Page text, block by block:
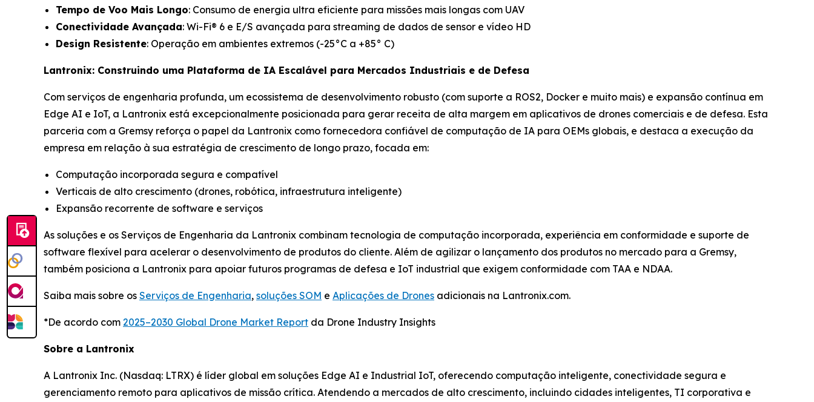
Tempo de Voo Mais Longo: Consumo de energia ultra eficiente para missões mais longas com UAV
Conectividade Avançada: Wi-Fi® 6 e E/S avançada para streaming de dados de sensor e vídeo HD
Design Resistente: Operação em ambientes extremos (-25°C a +85° C)
Lantronix: Construindo uma Plataforma de IA Escalável para Mercados Industriais e de Defesa
Com serviços de engenharia profunda, um ecossistema de desenvolvimento robusto (com suporte a ROS2, Docker e muito mais) e expansão contínua em
Edge AI e IoT, a Lantronix está excepcionalmente posicionada para gerar receita de alta margem em aplicativos de drones comerciais e de defesa. Esta
parceria com a Gremsy reforça o papel da Lantronix como fornecedora confiável de computação de IA para OEMs globais, e destaca a execução da
empresa em relação à sua estratégia de crescimento de longo prazo, focada em:
Computação incorporada segura e compatível
Verticais de alto crescimento (drones, robótica, infraestrutura inteligente)
Expansão recorrente de software e serviços
As soluções e os Serviços de Engenharia da Lantronix combinam tecnologia de computação incorporada, experiência em conformidade e suporte de
software flexível para acelerar o desenvolvimento de produtos do cliente. Além de agilizar o lançamento dos produtos no mercado para a Gremsy,
também posiciona a Lantronix para apoiar futuros programas de defesa e IoT industrial que exigem conformidade com TAA e NDAA.
Saiba mais sobre os Serviços de Engenharia, soluções SOM e Aplicações de Drones adicionais na Lantronix.com.
*De acordo com 2025–2030 Global Drone Market Report da Drone Industry Insights
Sobre a Lantronix
A Lantronix Inc. (Nasdaq: LTRX) é líder global em soluções Edge AI e Industrial IoT, oferecendo computação inteligente, conectividade segura e
gerenciamento remoto para aplicativos de missão crítica. Atendendo a mercados de alto crescimento, incluindo cidades inteligentes, TI corporativa e